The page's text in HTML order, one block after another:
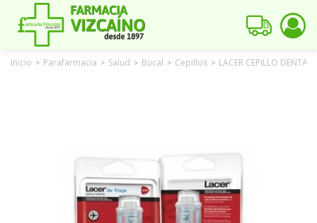
Inicio > Parafarmacia > Salud > Bucal > Cepillos > LACER CEPILLO